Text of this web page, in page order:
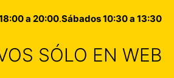
a 20:00.Sábados 10:30 a 13:30
SÓLO EN WEB